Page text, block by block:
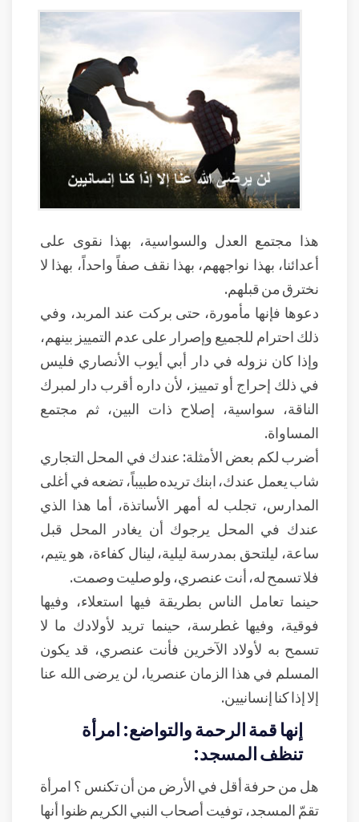
هذا مجتمع العدل والسواسية، بهذا نقوى على
أعدائنا، بهذا نواجههم، بهذا نقف صفاً واحداً، بهذا لا
نخترق من قبلهم.
دعوها فإنها مأمورة، حتى بركت عند المربد، وفي
ذلك احترام للجميع وإصرار على عدم التمييز بينهم،
وإذا كان نزوله في دار أبي أيوب الأنصاري فليس
في ذلك إحراج أو تمييز، لأن داره أقرب دار لمبرك
الناقة، سواسية، إصلاح ذات البين، ثم مجتمع
المساواة.
أضرب لكم بعض الأمثلة: عندك في المحل التجاري
شاب يعمل عندك، ابنك تريده طبيباً، تضعه في أغلى
المدارس، تجلب له أمهر الأساتذة، أما هذا الذي
عندك في المحل يرجوك أن يغادر المحل قبل
ساعة، ليلتحق بمدرسة ليلية، لينال كفاءة، هو يتيم،
فلا تسمح له، أنت عنصري، ولو صليت وصمت.
حينما تعامل الناس بطريقة فيها استعلاء، وفيها
فوقية، وفيها غطرسة، حينما تريد لأولادك ما لا
تسمح به لأولاد الآخرين فأنت عنصري، قد يكون
المسلم في هذا الزمان عنصريا، لن يرضى الله عنا
إلا إذا كنا إنسانيين.
إنها قمة الرحمة والتواضع: امرأة
تنظف المسجد:
هل من حرفة أقل في الأرض من أن تكنس ؟ امرأة
تقمّ المسجد، توفيت أصحاب النبي الكريم ظنوا أنها